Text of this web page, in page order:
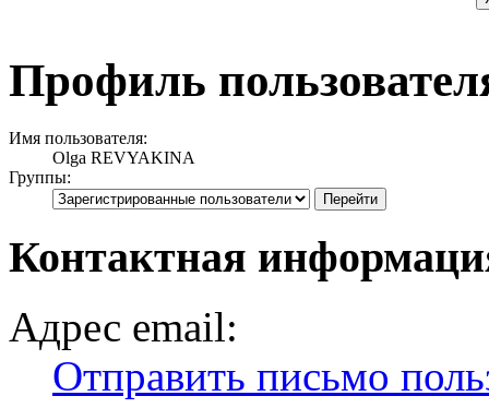
Профиль
Имя пользователя:
Olga REVYAKINA
Группы:
Контактная
Адрес email:
Отправить письмо